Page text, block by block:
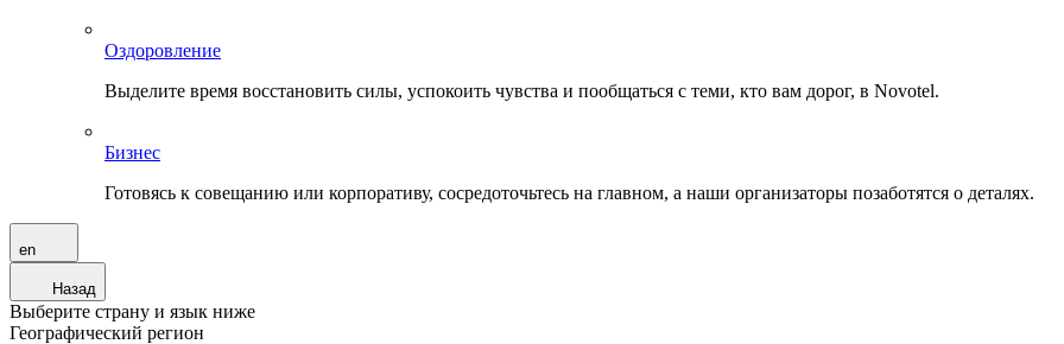
Оздоровление
Выделите время восстановить силы, успокоить чувства и пообщаться с теми, кто вам дорог, в Novotel.
Бизнес
Готовясь к совещанию или корпоративу, сосредоточьтесь на главном, а наши организаторы позаботятся о деталях.
en
Назад
Выберите страну и язык ниже
Географический регион